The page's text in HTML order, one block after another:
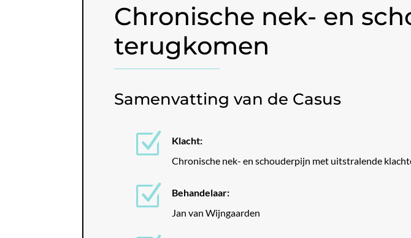
Chronische nek- en
terugkomen
Samenvatting van de Casus
Z
Klacht:
Chronische nek- en schouderpijn met uitstralende
Z
Behandelaar:
Jan van Wijngaarden